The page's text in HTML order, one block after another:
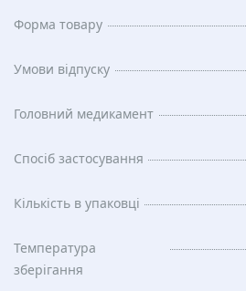
Форма товару
Умови відпуску
Головний медикамент
Спосіб застосування
Кількість в упаковці
Температура
зберiгання